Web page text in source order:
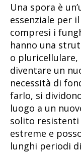
Una spora è
essenziale per
compresi i
hanno una
o pluricellulare,
diventare un
necessità di
farlo, si
luogo a un
solito resistenti
estreme e
lunghi periodi